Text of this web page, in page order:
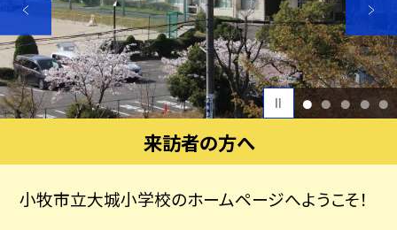
1 2 3 4 5
来訪者の方へ
小牧市立大城小学校のホームページへようこそ！